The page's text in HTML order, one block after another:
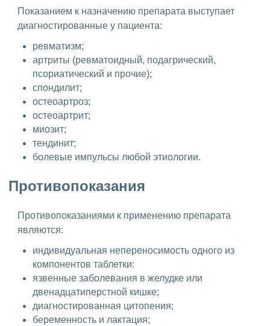
Показанием к назначению препарата выступает
диагностированные у пациента:
ревматизм;
артриты (ревматоидный, подагрический,
псориатический и прочие);
спондилит;
остеоартроз;
остеоартрит;
миозит;
тендинит;
болевые импульсы любой этиологии.
Противопоказания
Противопоказаниями к применению препарата
являются:
индивидуальная непереносимость одного из
компонентов таблетки:
язвенные заболевания в желудке или
двенадцатиперстной кишке;
диагностированная цитопения;
беременность и лактация;